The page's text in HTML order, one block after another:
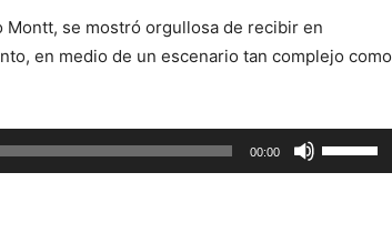
Montt, se mostró orgullosa de recibir en
en medio de un escenario tan complejo como
00:00
las